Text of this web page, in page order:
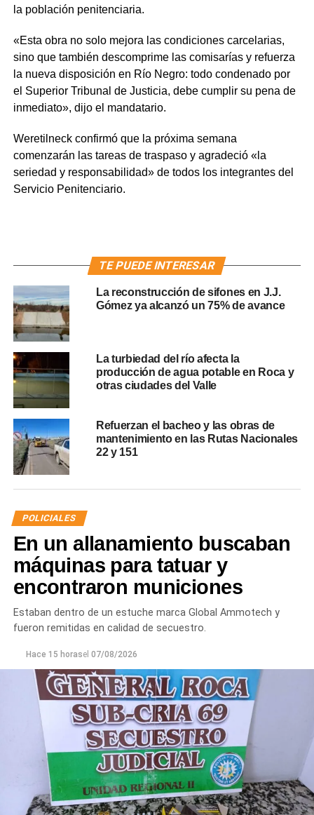
la población penitenciaria.
«Esta obra no solo mejora las condiciones carcelarias,
sino que también descomprime las comisarías y refuerza
la nueva disposición en Río Negro: todo condenado por
el Superior Tribunal de Justicia, debe cumplir su pena de
inmediato», dijo el mandatario.
Weretilneck confirmó que la próxima semana
comenzarán las tareas de traspaso y agradeció «la
seriedad y responsabilidad» de todos los integrantes del
Servicio Penitenciario.
TE PUEDE INTERESAR
La reconstrucción de sifones en J.J.
Gómez ya alcanzó un 75% de avance
La turbiedad del río afecta la
producción de agua potable en Roca y
otras ciudades del Valle
Refuerzan el bacheo y las obras de
mantenimiento en las Rutas Nacionales
22 y 151
POLICIALES
En un allanamiento buscaban
máquinas para tatuar y
encontraron municiones
Estaban dentro de un estuche marca Global Ammotech y
fueron remitidas en calidad de secuestro.
Hace 15 horasel 07/08/2026